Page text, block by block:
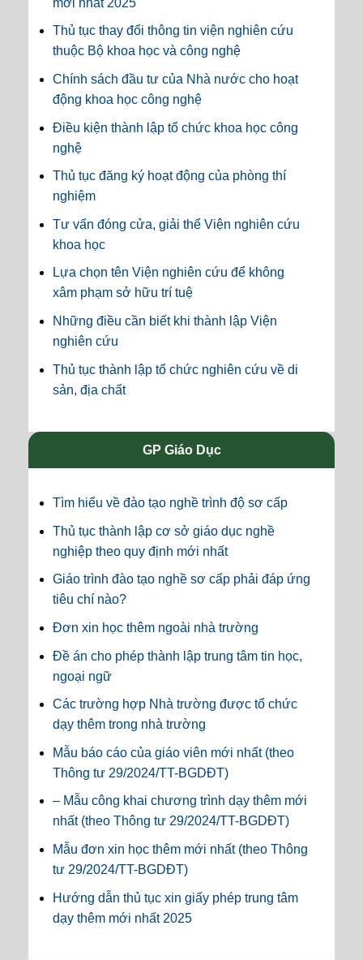
Thủ tục thay đổi thông tin viện nghiên cứu
thuộc Bộ khoa học và công nghệ
Chính sách đầu tư của Nhà nước cho hoạt
động khoa học công nghệ
Điều kiện thành lập tổ chức khoa học công
nghệ
Thủ tục đăng ký hoạt động của phòng thí
nghiệm
Tư vấn đóng cửa, giải thể Viện nghiên cứu
khoa học
Lựa chọn tên Viện nghiên cứu để không
xâm phạm sở hữu trí tuệ
Những điều cần biết khi thành lập Viện
nghiên cứu
Thủ tục thành lập tổ chức nghiên cứu về di
sản, địa chất
GP Giáo Dục
Tìm hiểu về đào tạo nghề trình độ sơ cấp
Thủ tục thành lập cơ sở giáo dục nghề
nghiệp theo quy định mới nhất
Giáo trình đào tạo nghề sơ cấp phải đáp ứng
tiêu chí nào?
Đơn xin học thêm ngoài nhà trường
Đề án cho phép thành lập trung tâm tin học,
ngoại ngữ
Các trường hợp Nhà trường được tổ chức
dạy thêm trong nhà trường
Mẫu báo cáo của giáo viên mới nhất (theo
Thông tư 29/2024/TT-BGDĐT)
– Mẫu công khai chương trình dạy thêm mới
nhất (theo Thông tư 29/2024/TT-BGDĐT)
Mẫu đơn xin học thêm mới nhất (theo Thông
tư 29/2024/TT-BGDĐT)
Hướng dẫn thủ tục xin giấy phép trung tâm
dạy thêm mới nhất 2025